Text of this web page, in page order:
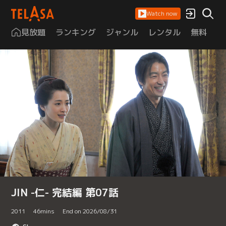
Watch now
見放題 ランキング ジャンル レンタル 無料
JIN -仁- 完結編 第07話
2011 46mins End on 2026/08/31